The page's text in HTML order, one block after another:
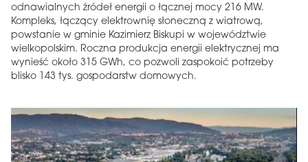
odnawialnych źródeł energii o łącznej mocy 216 MW.
Kompleks, łączący elektrownię słoneczną z wiatrową,
powstanie w gminie Kazimierz Biskupi w województwie
wielkopolskim. Roczna produkcja energii elektrycznej ma
wynieść około 315 GWh, co pozwoli zaspokoić potrzeby
blisko 143 tys. gospodarstw domowych.